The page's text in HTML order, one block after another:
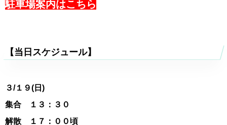
駐車場案内はこちら
【当日スケジュール】
３/１９(日)
集合 １３：３０
解散 １７：００頃